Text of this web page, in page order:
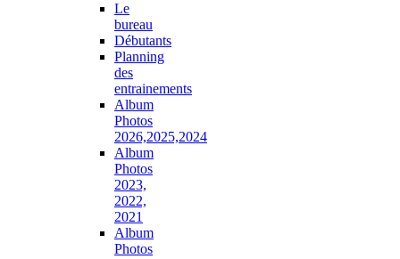
Le
bureau
Débutants
Planning
des
entrainements
Album
Photos
2026,2025,2024
Album
Photos
2023,
2022,
2021
Album
Photos